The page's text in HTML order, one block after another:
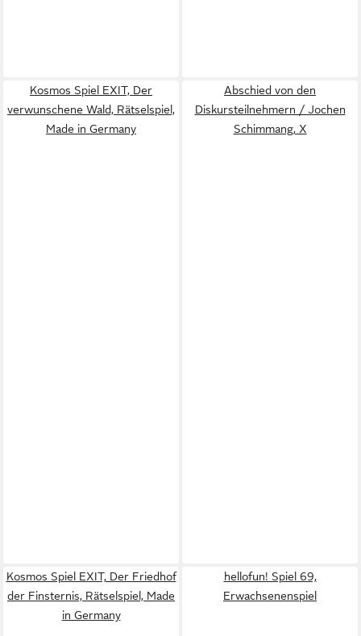
Kosmos Spiel EXIT, Der
verwunschene Wald, Rätselspiel,
Made in Germany
Abschied von den
Diskursteilnehmern / Jochen
Schimmang, X
Kosmos Spiel EXIT, Der Friedhof
der Finsternis, Rätselspiel, Made
in Germany
hellofun! Spiel 69,
Erwachsenenspiel